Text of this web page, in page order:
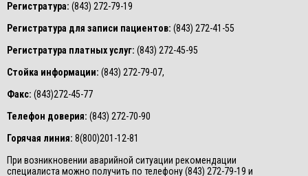
Регистратура: (843) 272-79-19
Регистратура для записи пациентов: (843) 272-41-55
Регистратура платных услуг: (843) 272-45-95
Стойка информации: (843) 272-79-07,
Факс: (843)272-45-77
Телефон доверия: (843) 272-70-90
Горячая линия: 8(800)201-12-81
При возникновении аварийной ситуации рекомендации
специалиста можно получить по телефону (843) 272-79-19 и